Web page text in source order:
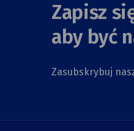
Zapisz
aby być
Zasubskrybuj